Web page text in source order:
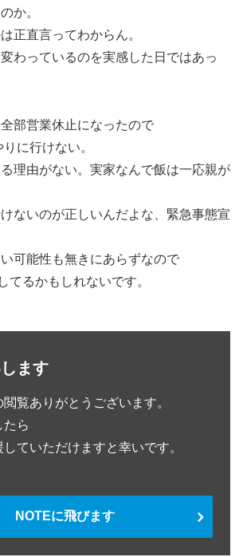
か。
正直言ってわからん。
わっているのを実感した日ではあっ
部営業休止になったので
に行けない。
理由がない。実家なんで飯は一応親が
ないのが正しいんだよな、緊急事態宣
可能性も無きにあらずなので
てるかもしれないです。
ます
覧ありがとうございます。
たら
ていただけますと幸いです。
NOTEに飛びます